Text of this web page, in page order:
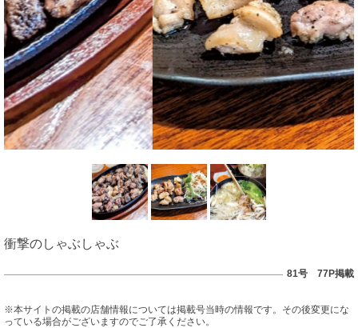
衝撃のしゃぶしゃぶ
81号 77P掲載
※本サイトの掲載の店舗情報については掲載号当時の情報です。その後変更にな
っている場合がございますのでご了承ください。